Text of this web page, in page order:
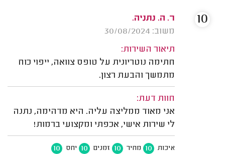
ר. ה. נתניה.
משוב: 30/08/2024
תיאור השירות:
חתימה נוטריונית על טופס צוואה, ייפוי כוח
מתמשך והבעת רצון.
חוות דעת:
אני מאוד ממליצה עליה. היא מדהימה, נתנה
לי שירות אישי, אכפתי ומקצועי ברמות!
איכות 10 מחיר 10 זמנים 10 יחס 10
10